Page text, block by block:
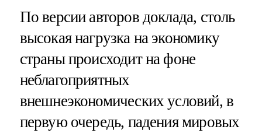
По версии авторов доклада, столь
высокая нагрузка на экономику
страны происходит на фоне
неблагоприятных
внешнеэкономических условий, в
первую очередь, падения мировых